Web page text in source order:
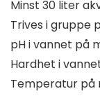
Minst 30 liter
Trives i gruppe
pH i vannet på
Hardhet i
Temperatur på